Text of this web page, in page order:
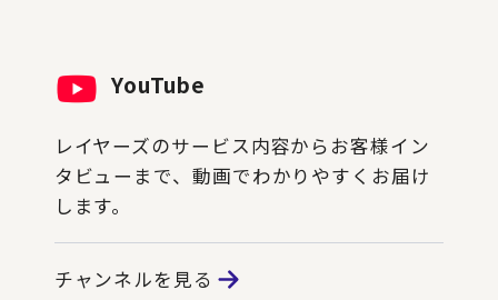
YouTube
レイヤーズのサービス内容からお客様イン
タビューまで、動画でわかりやすくお届け
します。
チャンネルを見る